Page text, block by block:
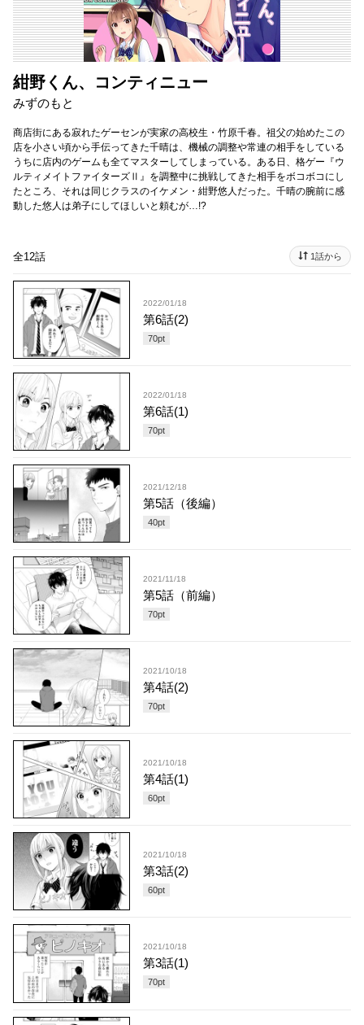
紺野くん、コンティニュー
みずのもと
商店街にある寂れたゲーセンが実家の高校生・竹原千春。祖父の始めたこの
店を小さい頃から手伝ってきた千晴は、機械の調整や常連の相手をしている
うちに 店内のゲームも全てマスターしてしまっている。ある日、格ゲー『ウ
ルティメイトファイターズⅡ』を調整中に挑戦してきた相手をボコボコにし
たところ、それは同じクラスのイケメン・紺野悠人だった。 千晴の腕前に感
動した悠人は弟子にしてほしいと頼むが…!?
全12話 1話から
2022/01/18
第6話(2)
70pt
2022/01/18
第6話(1)
70pt
2021/12/18
第5話（後編）
40pt
2021/11/18
第5話（前編）
70pt
2021/10/18
第4話(2)
70pt
2021/10/18
第4話(1)
60pt
2021/10/18
第3話(2)
60pt
2021/10/18
第3話(1)
70pt